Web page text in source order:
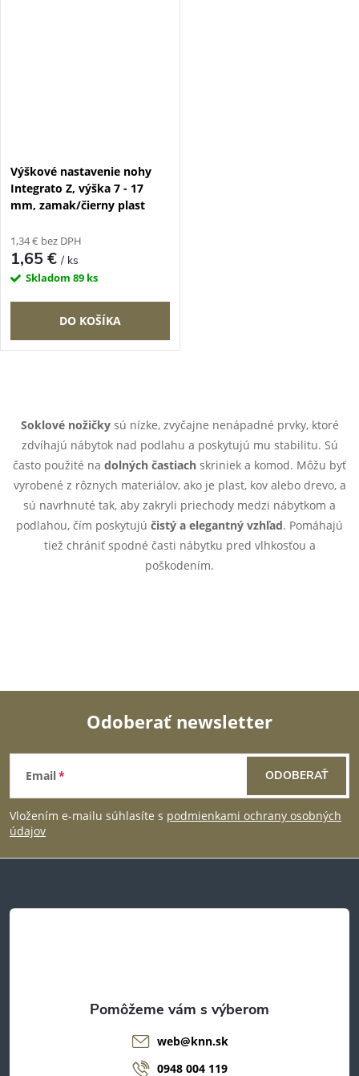
Výškové nastavenie nohy
Integrato Z, výška 7 - 17
mm, zamak/čierny plast
1,34 € bez DPH
1,65 €/ ks
Skladom 89 ks
DO KOŠÍKA
v
l
á
d
p
v
y
v
p
Soklové nožičkysú nízke, zvyčajne nenápadné prvky, ktoré
zdvíhajú nábytok nad podlahu a poskytujú mu stabilitu. Sú
často použité na dolných častiach skriniek a komod. Môžu byť
vyrobené z rôznych materiálov, ako je plast, kov alebo drevo, a
sú navrhnuté tak, aby zakryli priechody medzi nábytkom a
podlahou, čím poskytujú čistý a elegantný vzhľad. Pomáhajú
tiež chrániť spodné časti nábytku pred vlhkosťou a
poškodením.
Z
á
p
t
Odoberať newsletter
Email
Vložením e-mailu súhlasíte s podmienkami ochrany osobných
údajov
ODOBERAŤ
web@knn.sk
0948 004 119